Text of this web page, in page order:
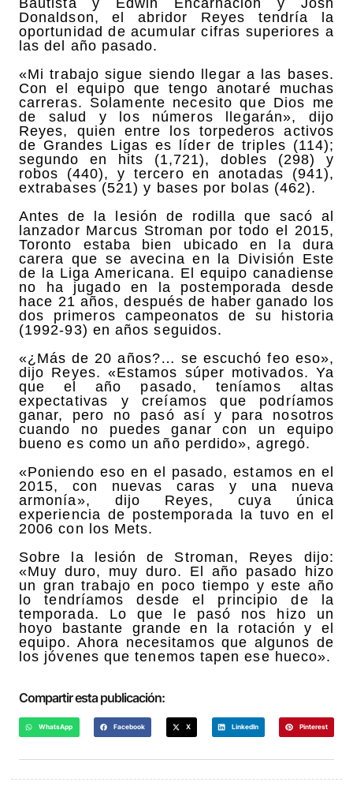
Donaldson, el abridor Reyes tendría la
oportunidad de acumular cifras superiores a
las del año pasado.
«Mi trabajo sigue siendo llegar a las bases.
Con el equipo que tengo anotaré muchas
carreras. Solamente necesito que Dios me
de salud y los números llegarán», dijo
Reyes, quien entre los torpederos activos
de Grandes Ligas es líder de triples (114);
segundo en hits (1,721), dobles (298) y
robos (440), y tercero en anotadas (941),
extrabases (521) y bases por bolas (462).
Antes de la lesión de rodilla que sacó al
lanzador Marcus Stroman por todo el 2015,
Toronto estaba bien ubicado en la dura
carera que se avecina en la División Este
de la Liga Americana. El equipo canadiense
no ha jugado en la postemporada desde
hace 21 años, después de haber ganado los
dos primeros campeonatos de su historia
(1992-93) en años seguidos.
«¿Más de 20 años?… se escuchó feo eso»,
dijo Reyes. «Estamos súper motivados. Ya
que el año pasado, teníamos altas
expectativas y creíamos que podríamos
ganar, pero no pasó así y para nosotros
cuando no puedes ganar con un equipo
bueno es como un año perdido», agregó.
«Poniendo eso en el pasado, estamos en el
2015, con nuevas caras y una nueva
armonía», dijo Reyes, cuya única
experiencia de postemporada la tuvo en el
2006 con los Mets.
Sobre la lesión de Stroman, Reyes dijo:
«Muy duro, muy duro. El año pasado hizo
un gran trabajo en poco tiempo y este año
lo tendríamos desde el principio de la
temporada. Lo que le pasó nos hizo un
hoyo bastante grande en la rotación y el
equipo. Ahora necesitamos que algunos de
los jóvenes que tenemos tapen ese hueco».
Compartir esta publicación:
WhatsApp Facebook X LinkedIn Pinterest